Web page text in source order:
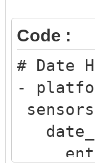
Code :
# Date
-